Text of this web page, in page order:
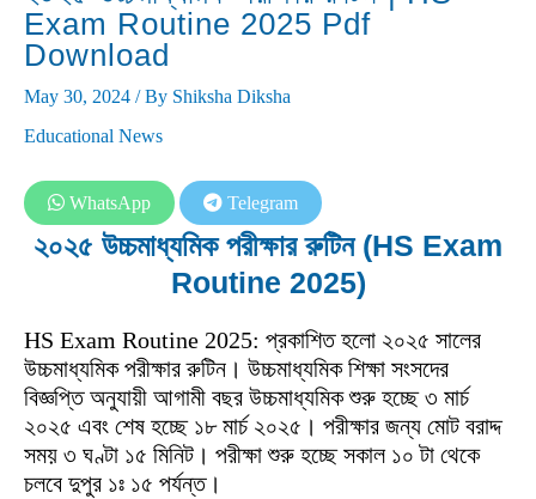
Exam Routine 2025 Pdf
Download
May 30, 2024 / By Shiksha Diksha
Educational News
WhatsApp Telegram
২০২৫ উচ্চমাধ্যমিক পরীক্ষার রুটিন (HS Exam
Routine 2025)
HS Exam Routine 2025: প্রকাশিত হলো ২০২৫ সালের
উচ্চমাধ্যমিক পরীক্ষার রুটিন। উচ্চমাধ্যমিক শিক্ষা সংসদের
বিজ্ঞপ্তি অনুযায়ী আগামী বছর উচ্চমাধ্যমিক শুরু হচ্ছে ৩ মার্চ
২০২৫ এবং শেষ হচ্ছে ১৮ মার্চ ২০২৫। পরীক্ষার জন্য মোট বরাদ্দ
সময় ৩ ঘণ্টা ১৫ মিনিট। পরীক্ষা শুরু হচ্ছে সকাল ১০ টা থেকে
চলবে দুপুর ১ঃ ১৫ পর্যন্ত।